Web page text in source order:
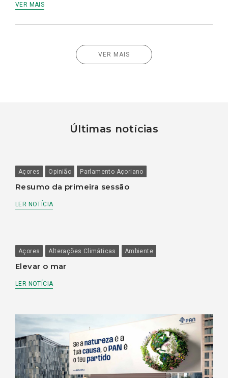
VER MAIS
VER MAIS
Últimas notícias
Açores Opinião Parlamento Açoriano
Resumo da primeira sessão
LER NOTÍCIA
Açores Alterações Climáticas Ambiente
Elevar o mar
LER NOTÍCIA